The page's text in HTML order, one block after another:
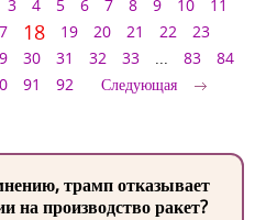
3 4 5 6 7 8 9 10
11
18 19 20 21 22
23
30 31 32 33 ... 83
84
91 92 Следующая
трамп отказывает
производство ракет?